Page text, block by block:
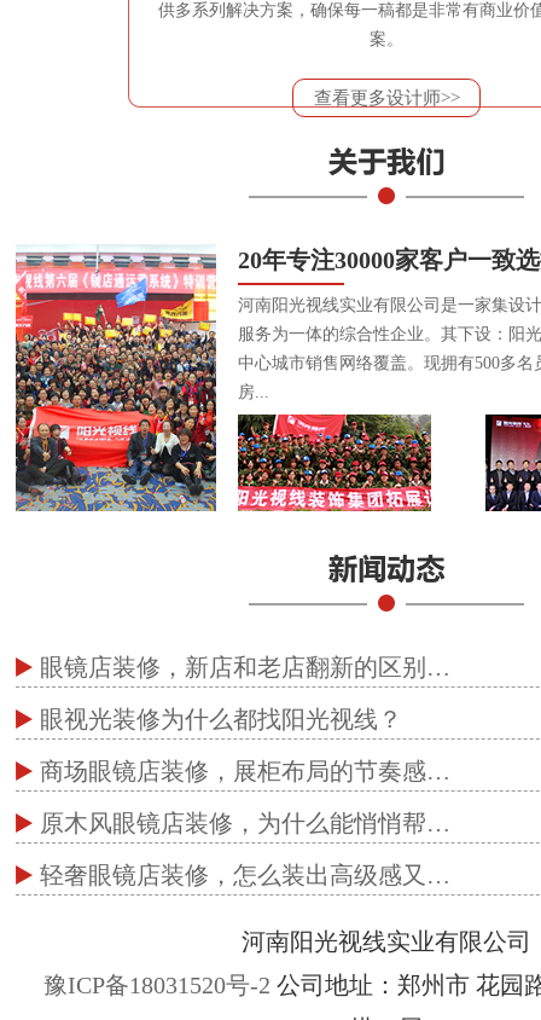
供多系列解决方案，确保每一稿都是非常有商业价
案。
查看更多设计师>>
20年专注30000家客户一致
河南阳光视线实业有限公司是一家集设
服务为一体的综合性企业。其下设：阳
中心城市销售网络覆盖。现拥有500多
房...
眼镜店装修，新店和老店翻新的区别…
眼视光装修为什么都找阳光视线？
商场眼镜店装修，展柜布局的节奏感…
原木风眼镜店装修，为什么能悄悄帮…
轻奢眼镜店装修，怎么装出高级感又…
河南阳光视线实业有限公司
豫ICP备18031520号-2 公司地址：郑州市 花园